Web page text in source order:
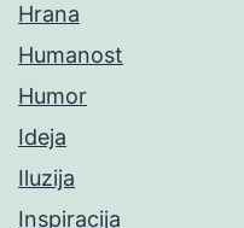
Hrana
Humanost
Humor
Ideja
Iluzija
Inspiracija